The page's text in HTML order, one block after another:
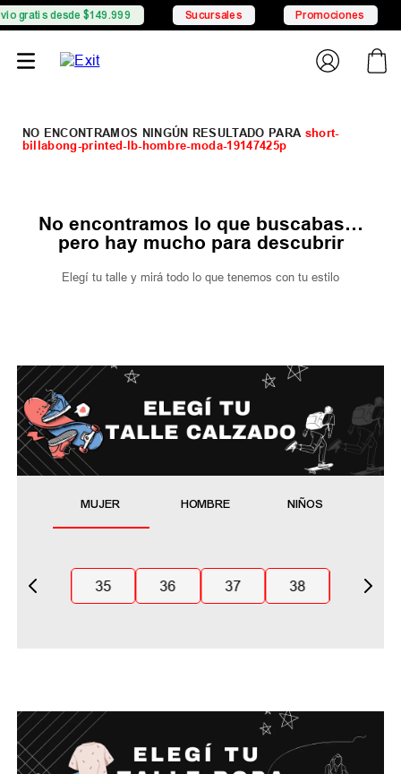
gratis desde $149.999 Sucursales Promociones
short-
billabong-printed-lb-hombre-moda-19147425p
No encontramos lo que buscabas…
pero hay mucho para descubrir
Elegí tu talle y mirá todo lo que tenemos con tu estilo
MUJER HOMBRE NIÑOS
35 36 37 38